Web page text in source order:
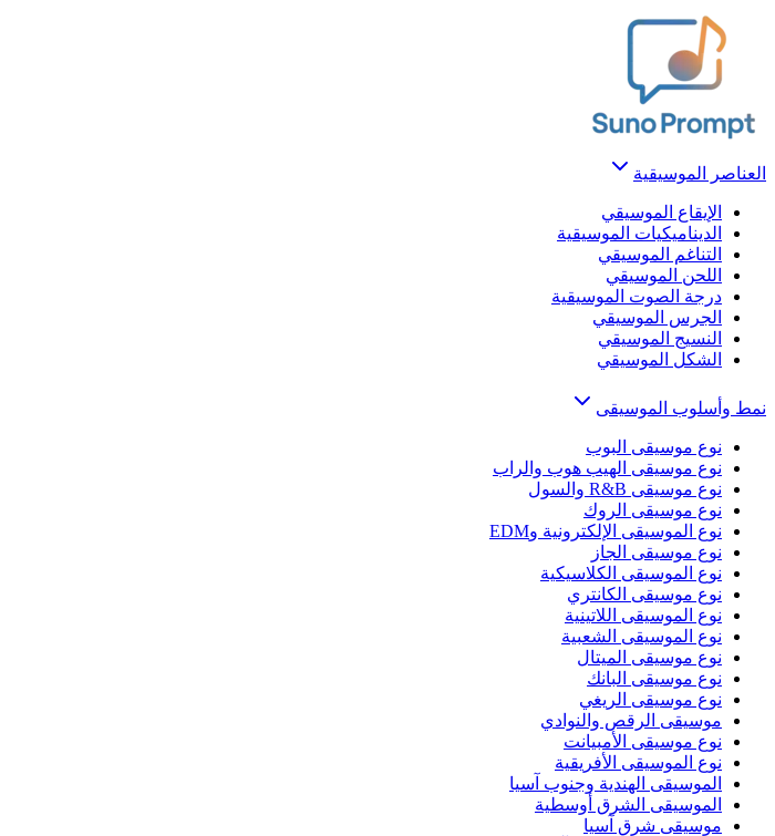
العناصر الموسيقية
الإيقاع الموسيقي
الديناميكيات الموسيقية
التناغم الموسيقي
اللحن الموسيقي
درجة الصوت الموسيقية
الجرس الموسيقي
النسيج الموسيقي
الشكل الموسيقي
نمط وأسلوب الموسيقى
نوع موسيقى البوب
نوع موسيقى الهيب هوب والراب
نوع موسيقى R&B والسول
نوع موسيقى الروك
نوع الموسيقى الإلكترونية وEDM
نوع موسيقى الجاز
نوع الموسيقى الكلاسيكية
نوع موسيقى الكانتري
نوع الموسيقى اللاتينية
نوع الموسيقى الشعبية
نوع موسيقى الميتال
نوع موسيقى البانك
نوع موسيقى الريغي
موسيقى الرقص والنوادي
نوع موسيقى الأمبيانت
نوع الموسيقى الأفريقية
الموسيقى الهندية وجنوب آسيا
الموسيقى الشرق أوسطية
موسيقى شرق آسيا